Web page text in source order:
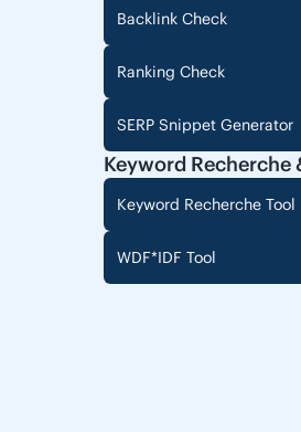
Backlink Check
Ranking Check
SERP Snippet Generator
Keyword Recherche
Keyword Recherche Tool
WDF*IDF Tool